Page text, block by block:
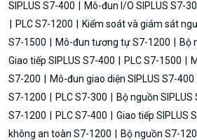
SIPLUS S7-400
Mô-đun I/O SIPLUS S7-
PLC S7-1200
Kiểm soát và giám sát
S7-1500
Mô-đun tương tự S7-1200
Bộ
Giao tiếp SIPLUS S7-400
PLC S7-1500
S7-200
Mô-đun giao diện SIPLUS S7-400
S7-1200
PLC S7-300 Bộ nguồn SIPLUS
S7-1200
PLC S7-400 Giao tiếp SIPLUS
không an toàn S7-1200
Bộ nguồn S7-